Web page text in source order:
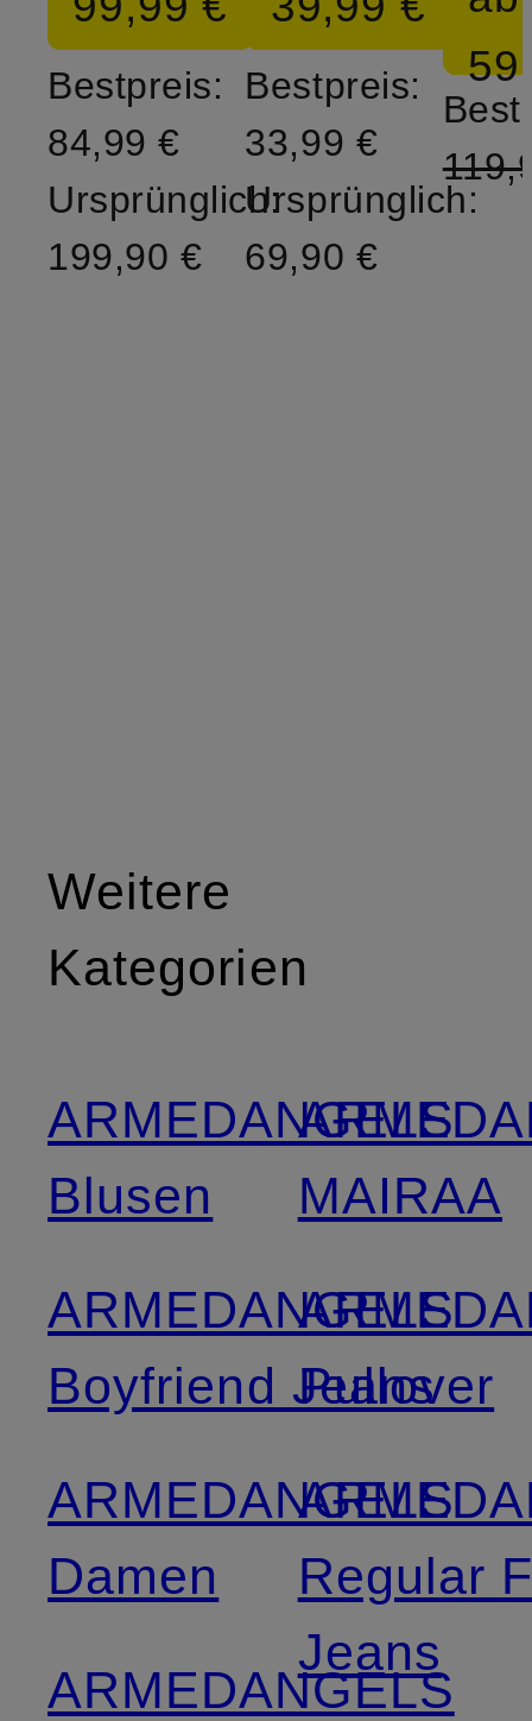
Bestpreis:
84,99 €
Ursprünglich:
199,90 €
Bestpreis:
33,99 €
Ursprünglich:
69,90 €
Weitere
Kategorien
ARMEDANGELS
Blusen
ARMEDANGELS
Boyfriend Jeans
ARMEDANGELS
Damen
ARMEDANGELS
MAIRAA
Pullover
Regular
Jeans